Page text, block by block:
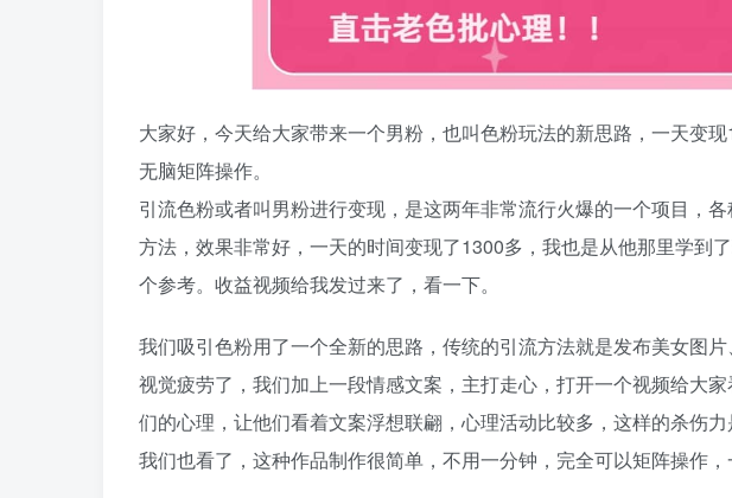
大家好，今天给大家带来一个男粉，也叫色粉玩法的新思路，一天变
无脑矩阵操作。
引流色粉或者叫男粉进行变现，是这两年非常流行火爆的一个项目，
方法，效果非常好，一天的时间变现了1300多，我也是从他那里学到
个参考。收益视频给我发过来了，看一下。
我们吸引色粉用了一个全新的思路，传统的引流方法就是发布美女图
视觉疲劳了，我们加上一段情感文案，主打走心，打开一个视频给大
们的心理，让他们看着文案浮想联翩，心理活动比较多，这样的杀伤力
我们也看了，这种作品制作很简单，不用一分钟，完全可以矩阵操作，